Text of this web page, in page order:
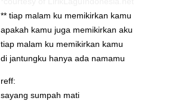
** tiap malam ku memikirkan kamu
apakah kamu juga memikirkan aku
tiap malam ku memikirkan kamu
di jantungku hanya ada namamu
reff:
sayang sumpah mati